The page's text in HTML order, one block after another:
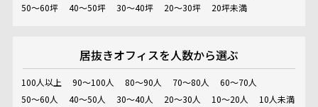
50～60坪
40～50坪 30～40坪 20～30坪 20坪未満
居抜きオフィスを人数から選ぶ
100人以上 90～100人 80～90人 70～80人
60～70人
50～60人
40～50人 30～40人 20～30人 10～20人 10人未満